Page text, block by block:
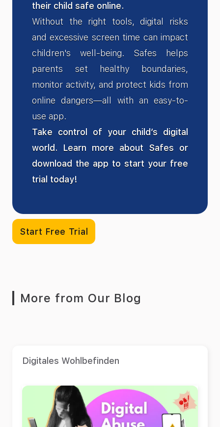
their child safe online.
Without the right tools, digital risks
and excessive screen time can impact
children's well-being. Safes helps
parents set healthy boundaries,
monitor activity, and protect kids from
online dangers—all with an easy-to-
use app.
Take control of your child’s digital
world. Learn more about Safes or
download the app to start your free
trial today!
Start Free Trial
More from Our Blog
Digitales Wohlbefinden